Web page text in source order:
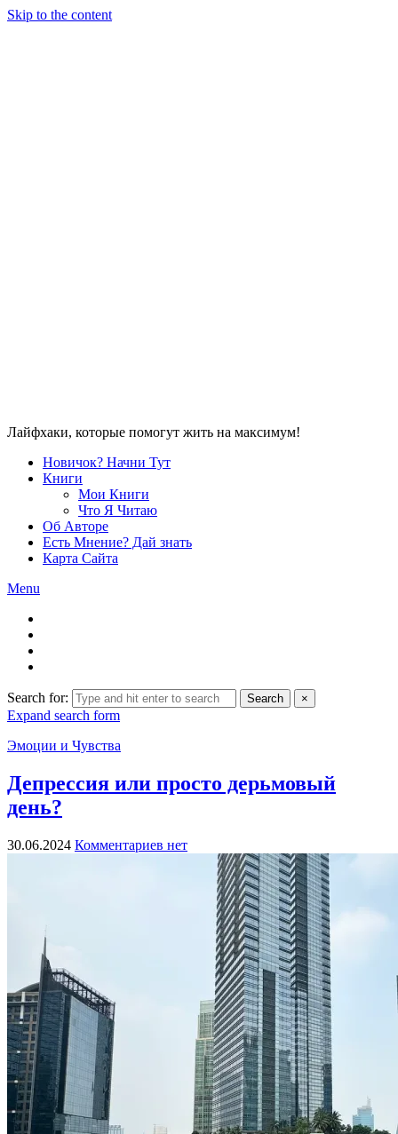
Skip to the content
Лайфхаки, которые помогут жить на максимум!
Новичок? Начни Тут
Книги
Мои Книги
Что Я Читаю
Об Авторе
Есть Мнение? Дай знать
Карта Сайта
Menu
Search for: Search ×
Expand search form
Эмоции и Чувства
Депрессия или просто дерьмовый
день?
30.06.2024 Комментариев нет